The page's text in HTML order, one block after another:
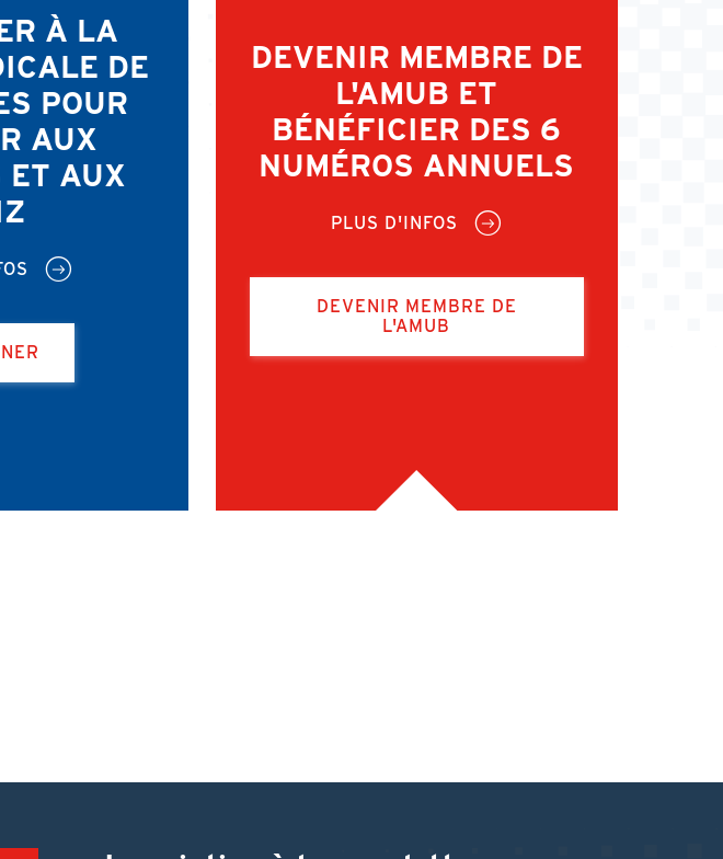
À LA
DE
POUR
AUX
ET AUX
DEVENIR MEMBRE DE
L'AMUB ET
BÉNÉFICIER DES 6
NUMÉROS ANNUELS
PLUS D'INFOS
DEVENIR MEMBRE DE
L'AMUB